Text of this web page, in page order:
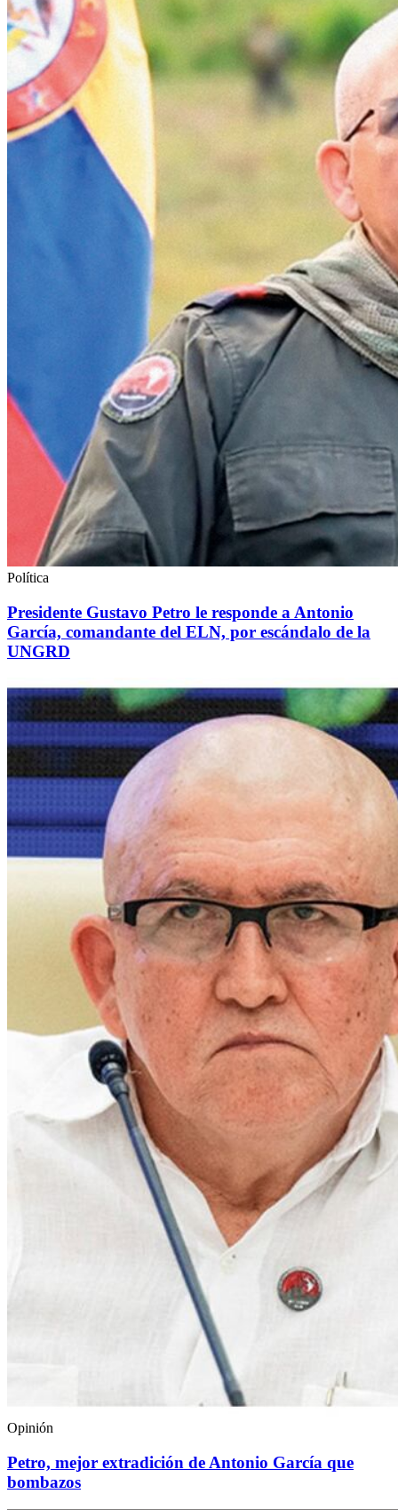
Política
Presidente Gustavo Petro le responde a Antonio
García, comandante del ELN, por escándalo de la
UNGRD
Opinión
Petro, mejor extradición de Antonio García que
bombazos